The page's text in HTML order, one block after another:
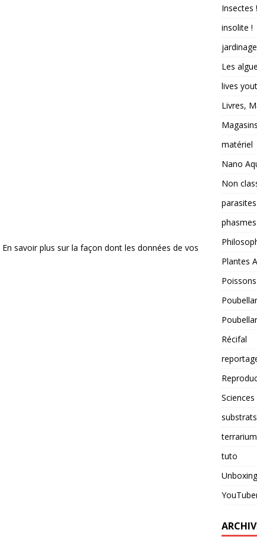
En savoir plus sur la façon dont les données de vos
Insectes !
insolite !
jardinage
Les
lives
Livres,
matériel
Nano
Non
parasites
phasmes
Plantes
Poissons
Récifal
Sciences
substrats
tuto
Unboxing